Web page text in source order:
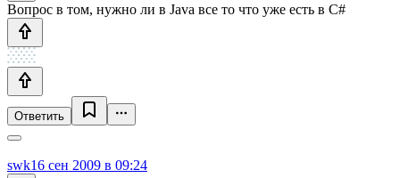
Вопрос в том, нужно ли в Java все то что уже есть в С#
Ответить
swk16 сен 2009 в 09:24